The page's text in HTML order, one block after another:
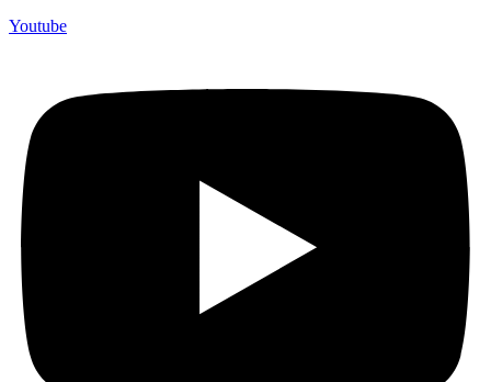
Youtube